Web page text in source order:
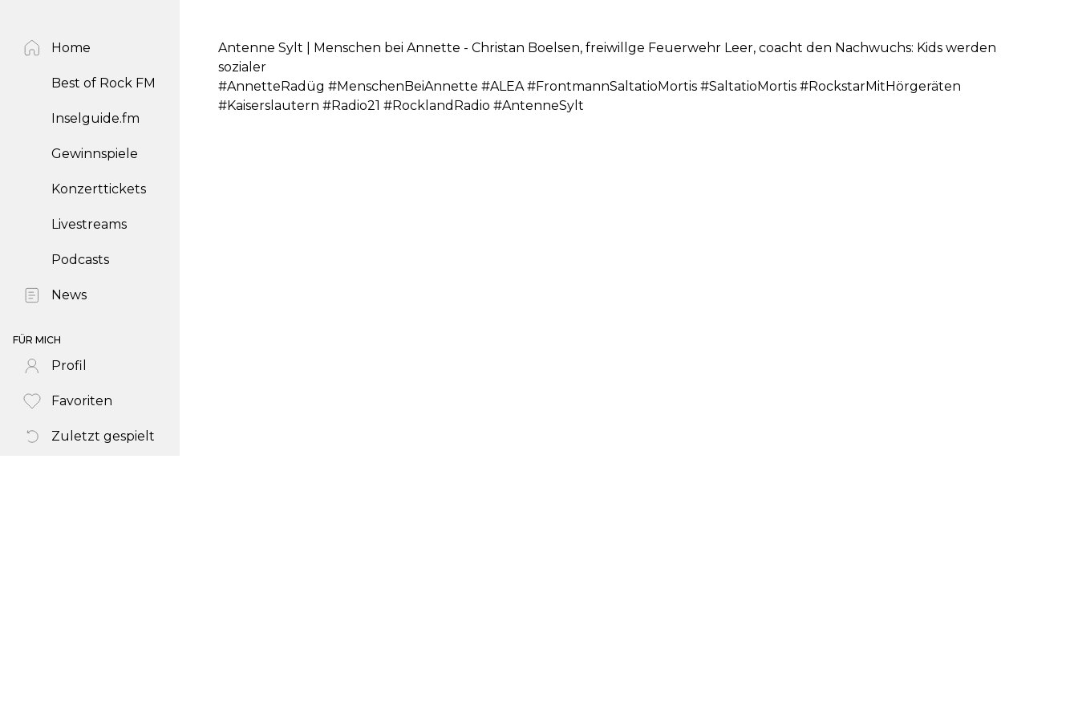
Home
Best of Rock FM
Inselguide.fm
Gewinnspiele
Konzerttickets
Livestreams
Podcasts
News
FÜR MICH
Profil
Favoriten
Zuletzt gespielt
Antenne Sylt | Menschen bei Annette - Christan Boelsen, freiwillge Feuerwehr Leer, coacht den Nachwuchs: Kids werden
sozialer
#AnnetteRadüg #MenschenBeiAnnette #ALEA #FrontmannSaltatioMortis #SaltatioMortis #RockstarMitHörgeräten
#Kaiserslautern #Radio21 #RocklandRadio #AntenneSylt